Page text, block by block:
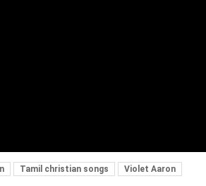
Tamil christian songs Violet Aaron